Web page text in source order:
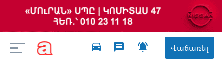
Վաճառել

message
directions_car